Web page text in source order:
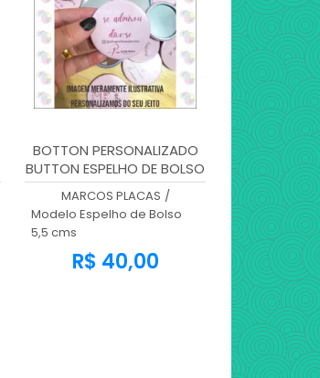
BOTTON PERSONALIZADO
BUTTON ESPELHO DE BOLSO
5,5 CMS
MARCOS PLACAS /
Modelo Espelho de Bolso
5,5 cms
R$ 40,00